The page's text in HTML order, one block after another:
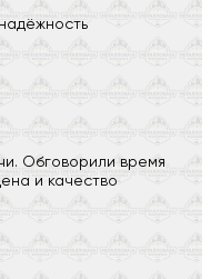
Обговорили время
и качество